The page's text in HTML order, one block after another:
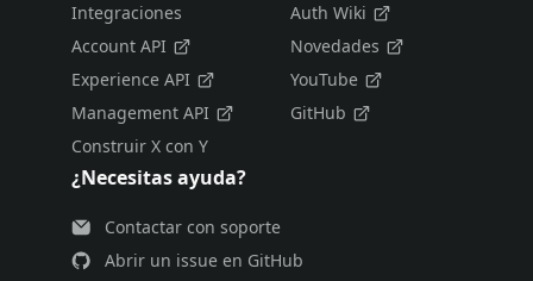
Integraciones
Account API
Experience API
Management API
Construir X con Y
Auth Wiki
Novedades
YouTube
GitHub
¿Necesitas ayuda?
Contactar con soporte
Abrir un issue en GitHub